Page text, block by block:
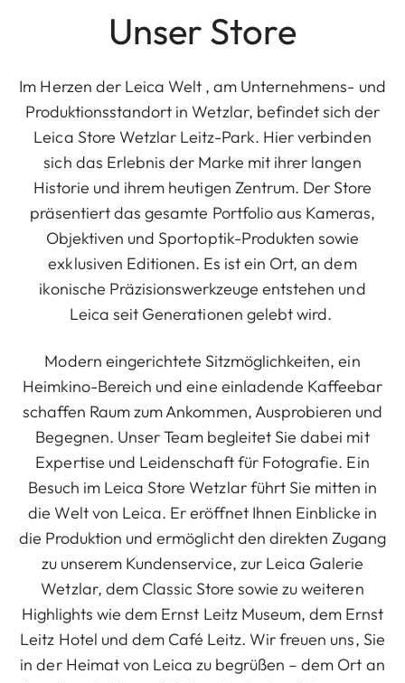
Unser Store
Im Herzen der Leica Welt , am Unternehmens- und
Produktionsstandort in Wetzlar, befindet sich der
Leica Store Wetzlar Leitz-Park. Hier verbinden
sich das Erlebnis der Marke mit ihrer langen
Historie und ihrem heutigen Zentrum. Der Store
präsentiert das gesamte Portfolio aus Kameras,
Objektiven und Sportoptik-Produkten sowie
exklusiven Editionen. Es ist ein Ort, an dem
ikonische Präzisionswerkzeuge entstehen und
Leica seit Generationen gelebt wird.
Modern eingerichtete Sitzmöglichkeiten, ein
Heimkino-Bereich und eine einladende Kaffeebar
schaffen Raum zum Ankommen, Ausprobieren und
Begegnen. Unser Team begleitet Sie dabei mit
Expertise und Leidenschaft für Fotografie. Ein
Besuch im Leica Store Wetzlar führt Sie mitten in
die Welt von Leica. Er eröffnet Ihnen Einblicke in
die Produktion und ermöglicht den direkten Zugang
zu unserem Kundenservice, zur Leica Galerie
Wetzlar, dem Classic Store sowie zu weiteren
Highlights wie dem Ernst Leitz Museum, dem Ernst
Leitz Hotel und dem Café Leitz. Wir freuen uns, Sie
in der Heimat von Leica zu begrüßen – dem Ort an